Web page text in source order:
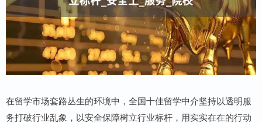
在留学市场套路丛生的环境中，全国十佳留学中介坚持以透明服
务打破行业乱象，以安全保障树立行业标杆，用实实在在的行动